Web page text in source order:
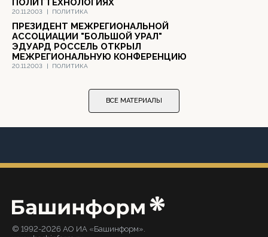
20.11.2003 | ПОЛИТИКА
ПОЛИТТЕХНОЛОГИЯХ
20.11.2003 | ПОЛИТИКА
ПРЕЗИДЕНТ МЕЖРЕГИОНАЛЬНОЙ
АССОЦИАЦИИ "БОЛЬШОЙ УРАЛ"
ЭДУАРД РОССЕЛЬ ОТКРЫЛ
МЕЖРЕГИОНАЛЬНУЮ КОНФЕРЕНЦИЮ
ВСЕ МАТЕРИАЛЫ
© 1992-2026 АО ИА «Башинформ».